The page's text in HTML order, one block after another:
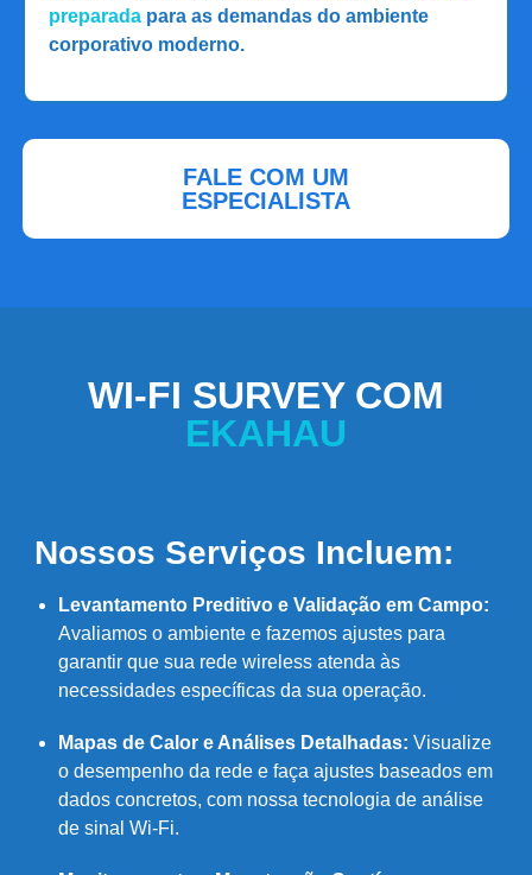
preparadapara as demandas do ambiente
corporativo moderno.
FALE COM UM
ESPECIALISTA
WI-FI SURVEY COM
EKAHAU
Nossos Serviços Incluem:
Levantamento Preditivo e Validação em Campo:
Avaliamos o ambiente e fazemos ajustes para
garantir que sua rede wireless atenda às
necessidades específicas da sua operação.
Mapas de Calor e Análises Detalhadas: Visualize
o desempenho da rede e faça ajustes baseados em
dados concretos, com nossa tecnologia de análise
de sinal Wi-Fi.